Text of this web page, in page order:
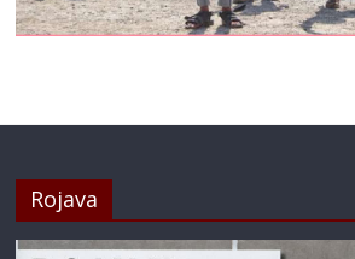
Rojava